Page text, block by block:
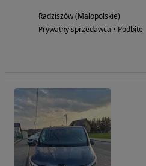
Radziszów (Małopolskie)
Prywatny sprzedawca • Podbite